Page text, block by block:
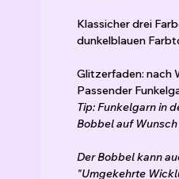
Klassicher drei
dunkelblauen
Glitzerfaden: nach
Passender
Tip: Funkelgarn in
Bobbel auf
Der Bobbel kann
"Umgekehrte